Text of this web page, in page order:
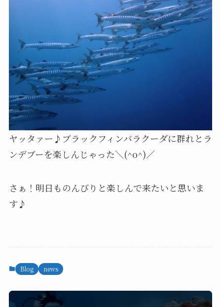
ヤッタァー♪ブラックフィンバラクーダに群れとラ
ンデブーを楽しんじゃった＼(^o^)／
さぁ！明日ものんびりと楽しんで来たいと思いま
す♪
Blog news